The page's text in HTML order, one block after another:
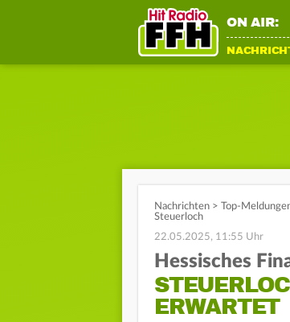
ON AIR:
Nachrichten > Top-
Steuerloch
22.05.2025, 11:55 Uhr
Hessisches
ERWARTET